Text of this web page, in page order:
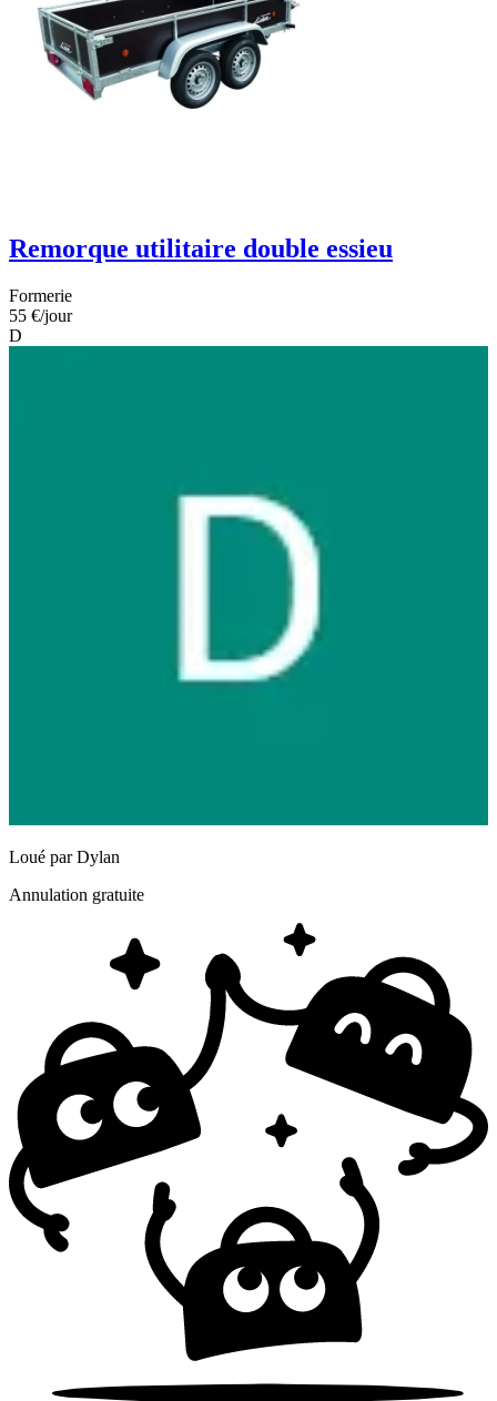
Remorque utilitaire double essieu
Formerie
55 €/jour
D
Loué parDylan
Annulation gratuite